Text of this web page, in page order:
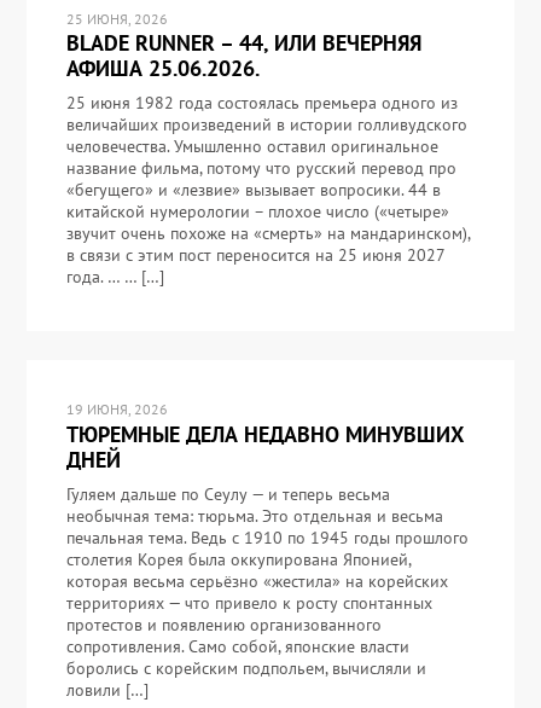
25 ИЮНЯ, 2026
BLADE RUNNER – 44, ИЛИ ВЕЧЕРНЯЯ
АФИША 25.06.2026.
25 июня 1982 года состоялась премьера одного из
величайших произведений в истории голливудского
человечества. Умышленно оставил оригинальное
название фильма, потому что русский перевод про
«бегущего» и «лезвие» вызывает вопросики. 44 в
китайской нумерологии – плохое число («четыре»
звучит очень похоже на «смерть» на мандаринском),
в связи с этим пост переносится на 25 июня 2027
года. … … […]
19 ИЮНЯ, 2026
ТЮРЕМНЫЕ ДЕЛА НЕДАВНО МИНУВШИХ
ДНЕЙ
Гуляем дальше по Сеулу — и теперь весьма
необычная тема: тюрьма. Это отдельная и весьма
печальная тема. Ведь с 1910 по 1945 годы прошлого
столетия Корея была оккупирована Японией,
которая весьма серьёзно «жестила» на корейских
территориях — что привело к росту спонтанных
протестов и появлению организованного
сопротивления. Само собой, японские власти
боролись с корейским подпольем, вычисляли и
ловили […]